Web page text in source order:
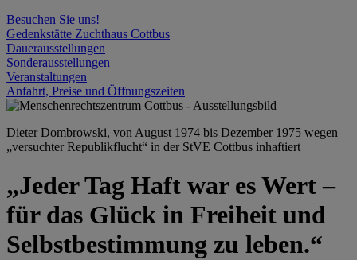
Besuchen Sie uns!
Gedenkstätte Zuchthaus Cottbus
Dauerausstellungen
Sonderausstellungen
Veranstaltungen
Anfahrt, Preise und Öffnungszeiten
Dieter Dombrowski, von August 1974 bis Dezember 1975 wegen
„versuchter Republikflucht“ in der StVE Cottbus inhaftiert
„Jeder Tag Haft war es Wert –
für das Glück in Freiheit und
Selbstbestimmung zu leben.“